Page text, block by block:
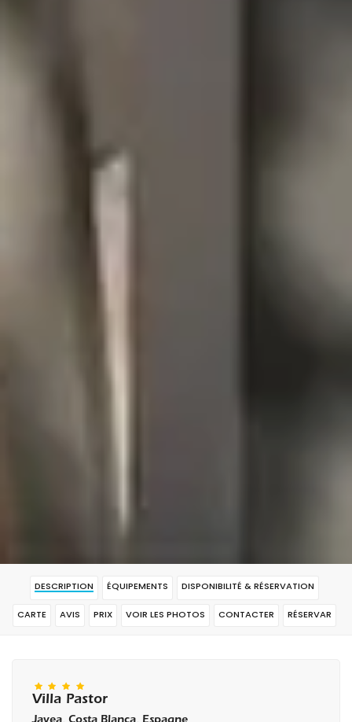
DESCRIPTION ÉQUIPEMENTS DISPONIBILITÉ & RÉSERVATION
CARTE AVIS PRIX VOIR LES PHOTOS CONTACTER RÉSERVAR
Villa Pastor